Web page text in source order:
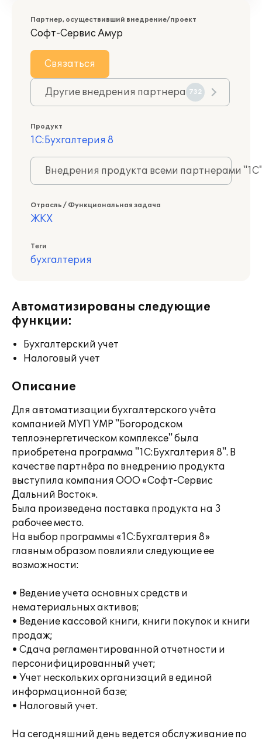
Партнер, осуществивший внедрение/проект
Софт-Сервис Амур
Связаться
Другие внедрения партнера 732
Продукт
1С:Бухгалтерия 8
Внедрения продукта всеми партнерами
Отрасль / Функциональная задача
ЖКХ
Теги
бухгалтерия
Автоматизированы следующие
функции:
Бухгалтерский учет
Налоговый учет
Описание
Для автоматизации бухгалтерского учёта
компанией МУП УМР "Богородском
теплоэнергетическом комплексе" была
приобретена программа "1С:Бухгалтерия 8". В
качестве партнёра по внедрению продукта
выступила компания ООО «Софт-Сервис
Дальний Восток».
Была произведена поставка продукта на 3
рабочее место.
На выбор программы «1С:Бухгалтерия 8»
главным образом повлияли следующие ее
возможности:
• Ведение учета основных средств и
нематериальных активов;
• Ведение кассовой книги, книги покупок и книги
продаж;
• Сдача регламентированной отчетности и
персонифицированный учет;
• Учет нескольких организаций в единой
информационной базе;
• Налоговый учет.
На сегодняшний день ведется обслуживание по